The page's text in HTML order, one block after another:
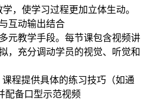
，使学习过程更加立体生动。
互动输出结合
元教学手段​​。每节课包含视频讲
，充分调动学员的视觉、听觉和
程提供具体的练习技巧（如通
配备口型示范视频